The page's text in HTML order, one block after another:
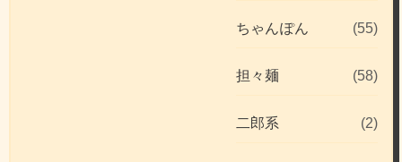
ちゃんぽん (55)
担々麺 (58)
二郎系 (2)